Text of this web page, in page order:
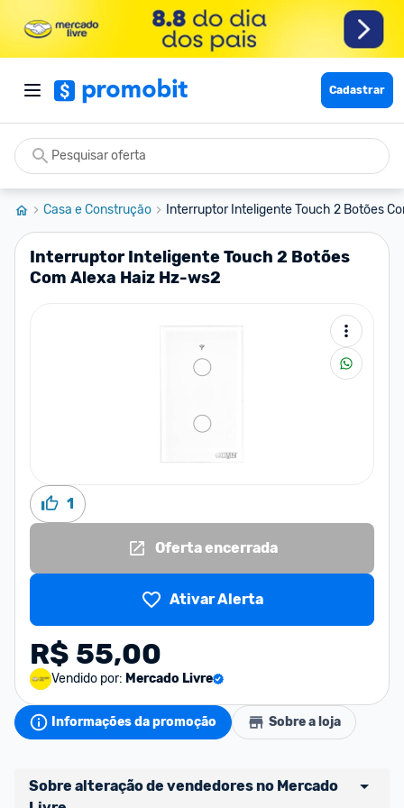
Cadastrar
Casa e Construção Interruptor Inteligente Touch 2 Botões
Interruptor Inteligente Touch 2 Botões
Com Alexa Haiz Hz-ws2
1
Oferta encerrada
Ativar Alerta
R$ 55,00
Vendido por: Mercado Livre
Informações da promoção Sobre a loja
Sobre alteração de vendedores no Mercado